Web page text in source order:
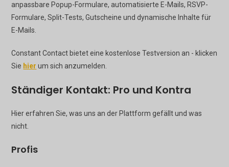
anpassbare Popup-Formulare, automatisierte E-Mails, RSVP-
Formulare, Split-Tests, Gutscheine und dynamische Inhalte für
E-Mails.
Constant Contact bietet eine kostenlose Testversion an - klicken
Sie hier um sich anzumelden.
Ständiger Kontakt: Pro und Kontra
Hier erfahren Sie, was uns an der Plattform gefällt und was
nicht.
Profis